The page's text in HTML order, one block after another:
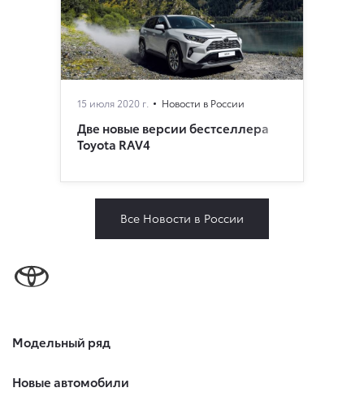
15 июля 2020 г. Новости в России
Две новые версии бестселлера
Toyota RAV4
Все Новости в России
Модельный ряд
Новые автомобили